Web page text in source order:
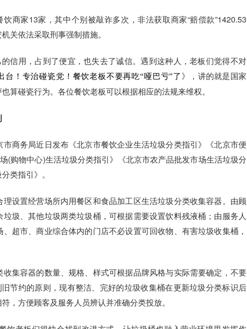
商家13家，其中个别被敲诈多次，非法获取商家“赔偿款”1420.53
关依法采取刑事强制措施。
信用，占到了便宜，也失去了诚信。遇到这种人，老板们觉得不对
台！专治碰瓷党！餐饮老板不要再吃“哑巴亏”了 》，讲的就是国家
算碰瓷行为。各位餐饮老板可以根据相应的法规来维权。
商务局近日发布《北京市餐饮企业生活垃圾分类指引》《北京市便
(购物中心)生活垃圾分类指引》《北京市农产品批发市场生活垃圾分
类指引》。
设置经营场所内用餐区和食品加工区生活垃圾分类收集容器。由顾
圾、其他垃圾两类垃圾桶，可根据需要设置饮料残液桶；由服务人
超市、商业综合体内的门店不必设置可回收物、有害垃圾收集桶，
集容器的数量、规格、样式可根据品牌风格与实际需要确定，不要
节约的原则，现有整洁、完好的垃圾收集桶在更新垃圾分类标识后
，方便顾客及服务人员辨认并准确分类投放。